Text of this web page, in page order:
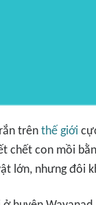
trên thế giới
chết con mồi
lớn, nhưng đôi